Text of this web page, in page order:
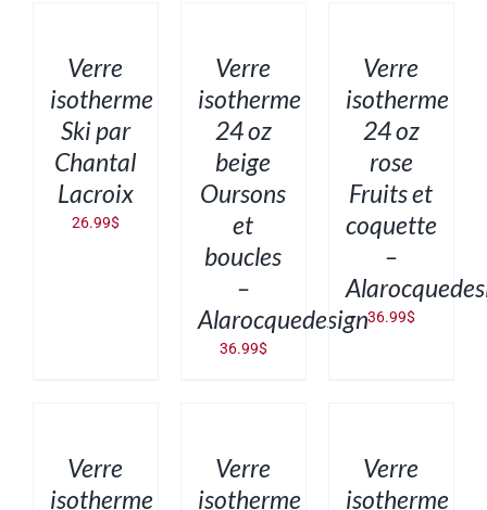
DÉTAILSVerre
isotherme
Ski par
Chantal
Lacroix
26.99$
DÉTAILSVerre
isotherme
24 oz
beige
Oursons
et
boucles
–
Alarocquedesign
36.99$
DÉTAILSVerre
isotherme
24 oz
rose
Fruits et
coquette
–
36.99$
DÉTAILSVerre
isotherme
DÉTAILSVerre
isotherme
DÉTAILSVerre
isotherme